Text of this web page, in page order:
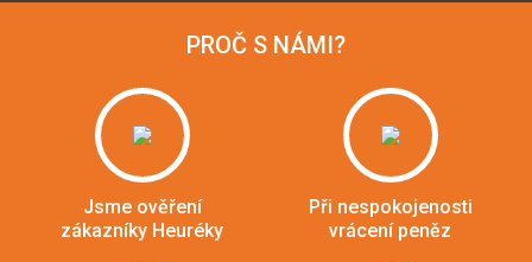
PROČ S NÁMI?
Jsme ověření
zákazníky Heuréky
Při nespokojenosti
vrácení peněz